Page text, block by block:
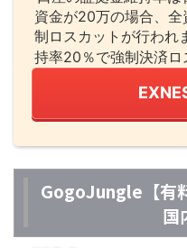
資金が20万の場合、
制ロスカットが行われ
持率20％で強制決済
GogoJungle【有
国